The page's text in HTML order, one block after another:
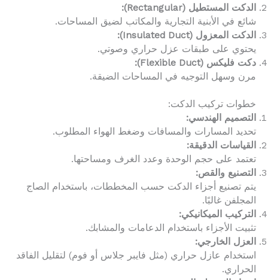
الدكت المستطيل (Rectangular):
شائع في الأبنية التجارية والمكاتب لضيق المساحات.
الدكت المعزول (Insulated Duct):
يحتوي على طبقات عزل حراري وصوتي.
دكت فليكس (Flexible Duct):
مرن وسهل التوجيه في المساحات الضيقة.
خطوات تركيب الدكت:
التصميم الهندسي:
تحديد المسارات والمسافات وضغط الهواء المطلوب.
القياسات الدقيقة:
تعتمد على حجم الوحدة وعدد الغرف ومساحتها.
التصنيع والقص:
يتم تصنيع أجزاء الدكت حسب المخططات، باستخدام الصاج
المجلفن غالبًا.
التركيب الميكانيكي:
تثبيت الأجزاء باستخدام الدعامات والمشابك.
العزل الخارجي:
استخدام عازل حراري (مثل فايبر جلاس أو فوم) لتقليل الفاقد
الحراري.